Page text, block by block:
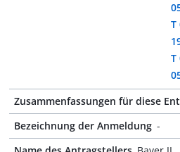
T
T
Zusammenfassungen für diese
Bezeichnung der Anmeldung -